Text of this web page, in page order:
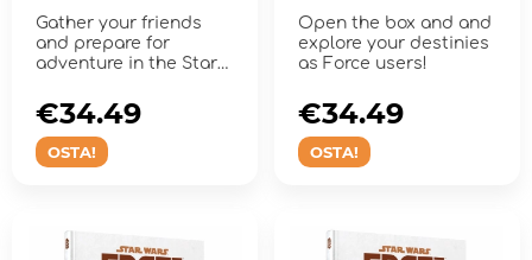
Gather your friends
and prepare for
adventure in the Star
OSTA!
€34.49
Open the box and and
explore your destinies
as Force users!
OSTA!
€34.49